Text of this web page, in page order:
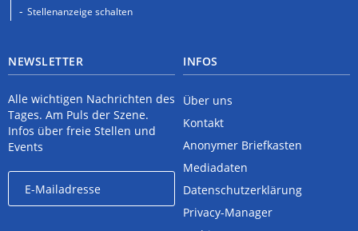
Stellenanzeige schalten
NEWSLETTER
Alle wichtigen Nachrichten des
Tages. Am Puls der Szene.
Infos über freie Stellen und
Events
INFOS
Über uns
Kontakt
Anonymer Briefkasten
Mediadaten
Datenschutzerklärung
Privacy-Manager